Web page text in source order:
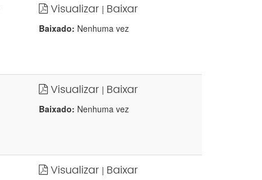
Visualizar | Baixar
Baixado: Nenhuma vez
Visualizar | Baixar
Baixado: Nenhuma vez
Visualizar | Baixar